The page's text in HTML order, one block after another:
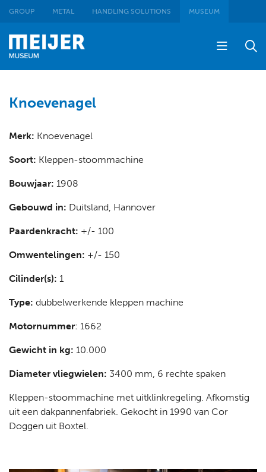
GROUP METAL HANDLING SOLUTIONS MUSEUM
Knoevenagel
Merk: Knoevenagel
Soort: Kleppen-stoommachine
Bouwjaar: 1908
Gebouwd in: Duitsland, Hannover
Paardenkracht: +/- 100
Omwentelingen: +/- 150
Cilinder(s): 1
Type: dubbelwerkende kleppen machine
Motornummer: 1662
Gewicht in kg: 10.000
Diameter vliegwielen: 3400 mm, 6 rechte spaken
Kleppen-stoommachine met uitklinkregeling. Afkomstig
uit een dakpannenfabriek. Gekocht in 1990 van Cor
Doggen uit Boxtel.